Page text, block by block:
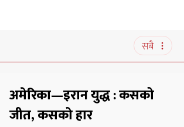
सबै
अमेरिका—इरान युद्ध : कसको
जीत, कसको हार